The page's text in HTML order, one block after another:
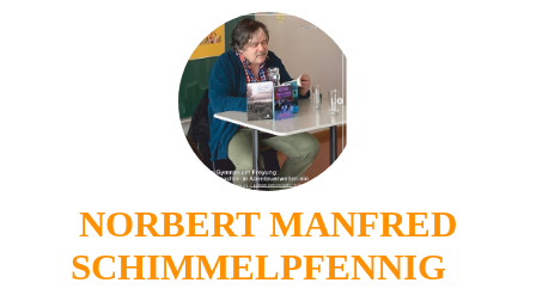
NORBERT MANFRED
SCHIMMELPFENNIG